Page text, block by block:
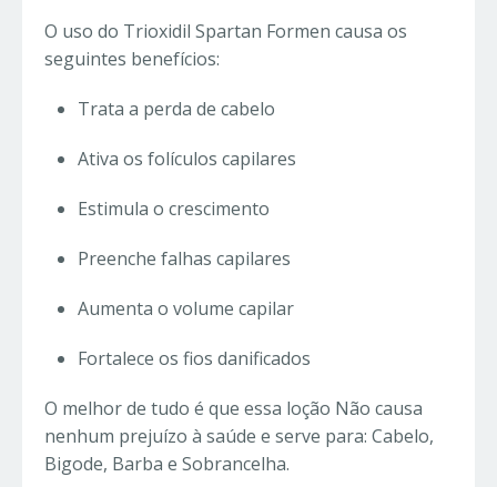
O uso do Trioxidil Spartan Formen causa os
seguintes benefícios:
Trata a perda de cabelo
Ativa os folículos capilares
Estimula o crescimento
Preenche falhas capilares
Aumenta o volume capilar
Fortalece os fios danificados
O melhor de tudo é que essa loção Não causa
nenhum prejuízo à saúde e serve para: Cabelo,
Bigode, Barba e Sobrancelha.